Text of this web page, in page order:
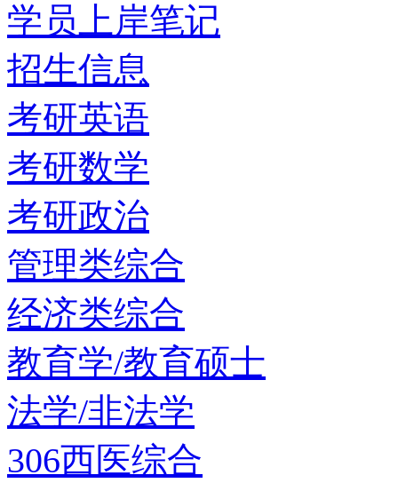
学员上岸笔记
招生信息
考研英语
考研数学
考研政治
管理类综合
经济类综合
教育学/教育硕士
法学/非法学
306西医综合